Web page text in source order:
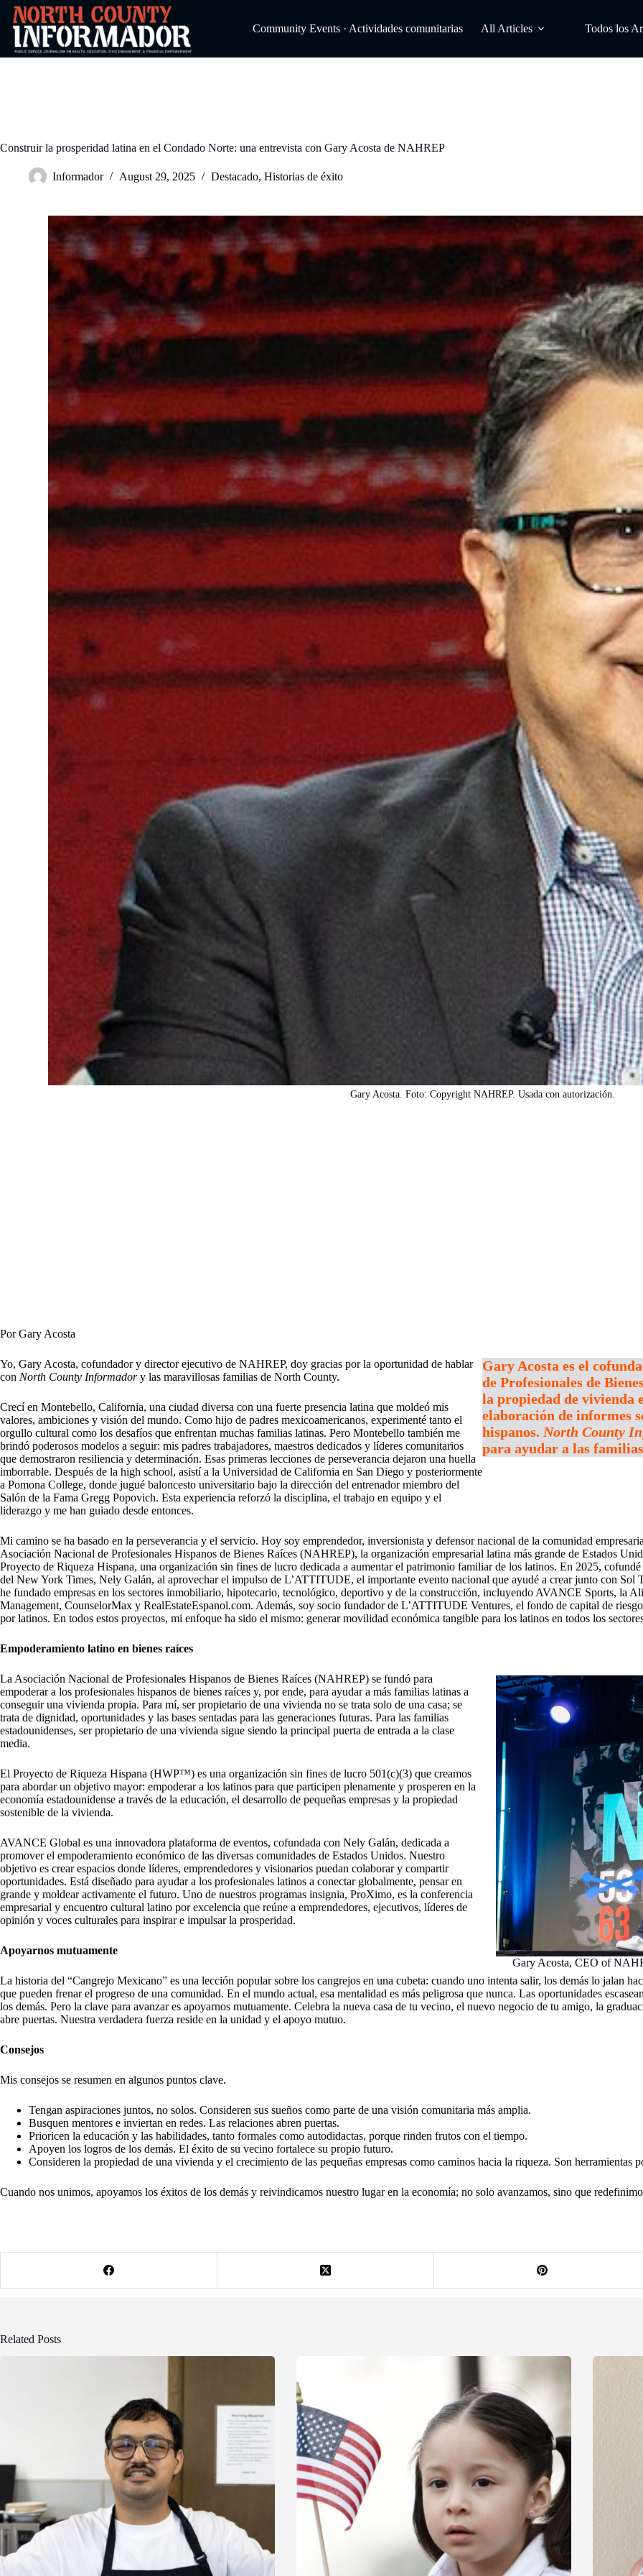
Skip
content
Community Events · Actividades comunitarias All Articles Todos los
Construir la prosperidad latina en el Condado Norte: una entrevista con Gary Acosta de NAHREP
Informador August 29, 2025 Destacado, Historias de éxito
Gary Acosta. Foto: Copyright NAHREP. Usada con autorización.
Por Gary Acosta
Yo, Gary Acosta, cofundador y director ejecutivo de NAHREP, doy gracias por la oportunidad de hablar
con North County Informadory las maravillosas familias de North County.
Crecí en Montebello, California, una ciudad diversa con una fuerte presencia latina que moldeó mis
valores, ambiciones y visión del mundo. Como hijo de padres mexicoamericanos, experimenté tanto el
orgullo cultural como los desafíos que enfrentan muchas familias latinas. Pero Montebello también me
brindó poderosos modelos a seguir: mis padres trabajadores, maestros dedicados y líderes comunitarios
que demostraron resiliencia y determinación. Esas primeras lecciones de perseverancia dejaron una huella
imborrable. Después de la high school, asistí a la Universidad de California en San Diego y posteriormente
a Pomona College, donde jugué baloncesto universitario bajo la dirección del entrenador miembro del
Salón de la Fama Gregg Popovich. Esta experiencia reforzó la disciplina, el trabajo en equipo y el
liderazgo y me han guiado desde entonces.
Gary Acosta es el
de Profesionales de
la propiedad de vivienda
elaboración de informes
hispanos. North County
para ayudar a las
Mi camino se ha basado en la perseverancia y el servicio. Hoy soy emprendedor, inversionista y defensor nacional de la comunidad
Asociación Nacional de Profesionales Hispanos de Bienes Raíces (NAHREP), la organización empresarial latina más grande de Estados
Proyecto de Riqueza Hispana, una organización sin fines de lucro dedicada a aumentar el patrimonio familiar de los latinos. En 2025,
del New York Times, Nely Galán, al aprovechar el impulso de L’ATTITUDE, el importante evento nacional que ayudé a crear junto con
he fundado empresas en los sectores inmobiliario, hipotecario, tecnológico, deportivo y de la construcción, incluyendo AVANCE Sports, la
Management, CounselorMax y RealEstateEspanol.com. Además, soy socio fundador de L’ATTITUDE Ventures, el fondo de capital de
por latinos. En todos estos proyectos, mi enfoque ha sido el mismo: generar movilidad económica tangible para los latinos en todos los
Empoderamiento latino en bienes raíces
Gary Acosta, CEO of
La Asociación Nacional de Profesionales Hispanos de Bienes Raíces (NAHREP) se fundó para
empoderar a los profesionales hispanos de bienes raíces y, por ende, para ayudar a más familias latinas a
conseguir una vivienda propia. Para mí, ser propietario de una vivienda no se trata solo de una casa; se
trata de dignidad, oportunidades y las bases sentadas para las generaciones futuras. Para las familias
estadounidenses, ser propietario de una vivienda sigue siendo la principal puerta de entrada a la clase
media.
El Proyecto de Riqueza Hispana (HWP™) es una organización sin fines de lucro 501(c)(3) que creamos
para abordar un objetivo mayor: empoderar a los latinos para que participen plenamente y prosperen en la
economía estadounidense a través de la educación, el desarrollo de pequeñas empresas y la propiedad
sostenible de la vivienda.
AVANCE Global es una innovadora plataforma de eventos, cofundada con Nely Galán, dedicada a
promover el empoderamiento económico de las diversas comunidades de Estados Unidos. Nuestro
objetivo es crear espacios donde líderes, emprendedores y visionarios puedan colaborar y compartir
oportunidades. Está diseñado para ayudar a los profesionales latinos a conectar globalmente, pensar en
grande y moldear activamente el futuro. Uno de nuestros programas insignia, ProXimo, es la conferencia
empresarial y encuentro cultural latino por excelencia que reúne a emprendedores, ejecutivos, líderes de
opinión y voces culturales para inspirar e impulsar la prosperidad.
Apoyarnos mutuamente
La historia del “Cangrejo Mexicano” es una lección popular sobre los cangrejos en una cubeta: cuando uno intenta salir, los demás lo jalan
que pueden frenar el progreso de una comunidad. En el mundo actual, esa mentalidad es más peligrosa que nunca. Las oportunidades
los demás. Pero la clave para avanzar es apoyarnos mutuamente. Celebra la nueva casa de tu vecino, el nuevo negocio de tu amigo, la
abre puertas. Nuestra verdadera fuerza reside en la unidad y el apoyo mutuo.
Consejos
Mis consejos se resumen en algunos puntos clave.
Tengan aspiraciones juntos, no solos. Consideren sus sueños como parte de una visión comunitaria más amplia.
Busquen mentores e inviertan en redes. Las relaciones abren puertas.
Prioricen la educación y las habilidades, tanto formales como autodidactas, porque rinden frutos con el tiempo.
Apoyen los logros de los demás. El éxito de su vecino fortalece su propio futuro.
Consideren la propiedad de una vivienda y el crecimiento de las pequeñas empresas como caminos hacia la riqueza. Son herramientas
Cuando nos unimos, apoyamos los éxitos de los demás y reivindicamos nuestro lugar en la economía; no solo avanzamos, sino que
Related Posts